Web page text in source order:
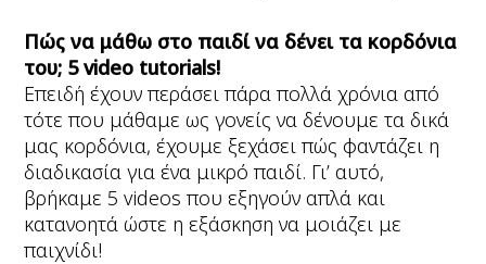
Πώς να μάθω στο παιδί να δένει τα κορδόνια
του; 5video tutorials!
Επειδή έχουν περάσει πάρα πολλά χρόνια από
τότε που μάθαμε ως γονείς να δένουμε τα δικά
μας κορδόνια, έχουμε ξεχάσει πώς φαντάζει η
διαδικασία για ένα μικρό παιδί. Γι’ αυτό,
βρήκαμε 5 videos που εξηγούν απλά και
κατανοητά ώστε η εξάσκηση να μοιάζει με
παιχνίδι!